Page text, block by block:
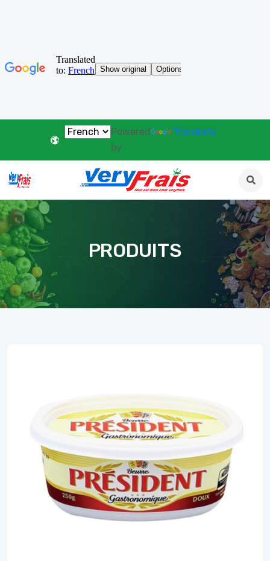
Powered
by
Translate
PRODUITS